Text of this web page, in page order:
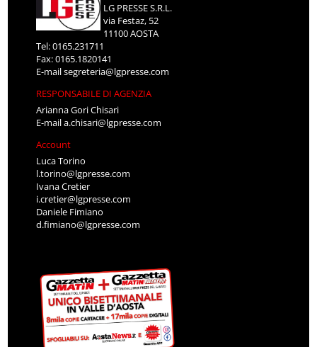
LG PRESSE S.R.L.
via Festaz, 52
11100 AOSTA
Tel: 0165.231711
Fax: 0165.1820141
E-mailsegreteria@lgpresse.com
RESPONSABILE DI AGENZIA
Arianna Gori Chisari
E-maila.chisari@lgpresse.com
Account
Luca Torino
l.torino@lgpresse.com
Ivana Cretier
i.cretier@lgpresse.com
Daniele Fimiano
d.fimiano@lgpresse.com